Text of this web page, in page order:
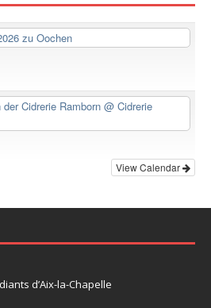
zu Oochen
Cidrerie Ramborn @ Cidrerie
View Calendar
d’Aix-la-Chapelle